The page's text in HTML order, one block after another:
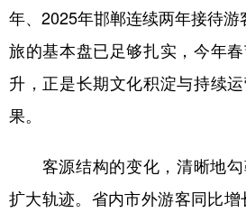
吉林
年、2025年邯郸连续两年接待游
旅的基本盘已足够扎实，今年
升，正是长期文化积淀与持续
果。
客源结构的变化，清晰地勾
扩大轨迹。省内市外游客同比